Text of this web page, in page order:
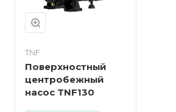
TNF
Поверхностный
центробежный
насос TNF130